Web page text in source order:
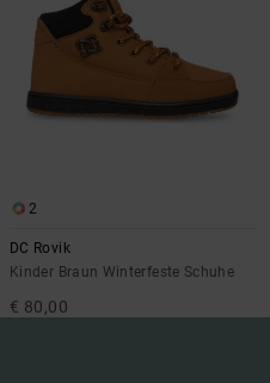
2
DC Rovik
Kinder Braun Winterfeste Schuhe
€ 80,00